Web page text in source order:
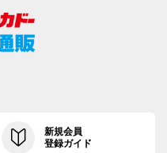
新規会員
登録ガイド